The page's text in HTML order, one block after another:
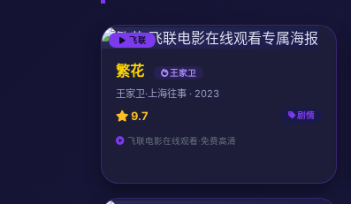
飞联
繁花 王家卫
王家卫·上海往事 · 2023
9.7 剧情
飞联电影在线观看·免费高清